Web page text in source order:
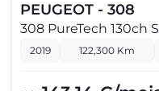
PEUGEOT - 308
308 PureTech 130ch
2019 122,300 Km